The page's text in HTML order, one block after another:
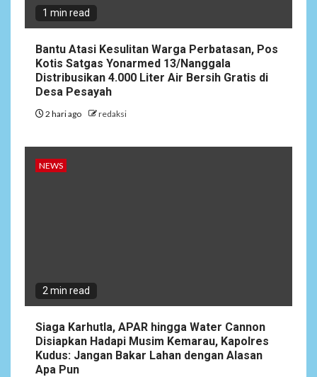
4 NEWS
Ucapan Diduga
Merendahkan Wartawan
Profesi Jurnalistik
1 min read
Bantu Atasi Kesulitan Warga Perbatasan, Pos
Kotis Satgas Yonarmed 13/Nanggala
Distribusikan 4.000 Liter Air Bersih Gratis di
Desa Pesayah
2 hari ago redaksi
NEWS
2 min read
Siaga Karhutla, APAR hingga Water Cannon
Disiapkan Hadapi Musim Kemarau, Kapolres
Kudus: Jangan Bakar Lahan dengan Alasan
Apa Pun